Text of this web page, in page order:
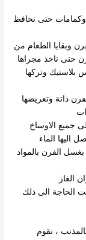
وكمامات حتى نحافظ
وبقايا الطعام من
حتى تاخذ مجراها
بلاستيك وتركها
ذاتة وتعريضها
جميع الاوساخ
اليها الماء
الفرن بالمواد
الغاز
الحاجة الى ذلك
، نقوم